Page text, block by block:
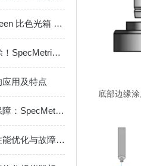
更新回归｜TQC Sheen 比色光箱 Colorbox LED
功能涂层 ≠ 盲目厚涂！SpecMetrix让隐形车衣和隔热膜更精准、更经济
用及特点
在线与离线的双重保障：SpecMetrix如何重塑卷材涂层与膜重检测
盐雾腐蚀试验箱的性能优化与故障排除
底部边缘